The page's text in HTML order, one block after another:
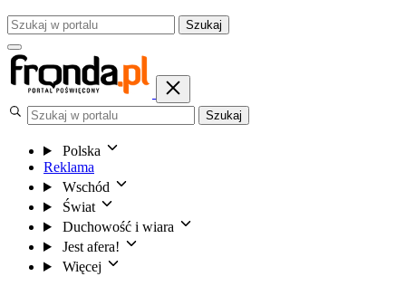
Szukaj
Szukaj
Polska
Reklama
Wschód
Świat
Duchowość i wiara
Jest afera!
Więcej